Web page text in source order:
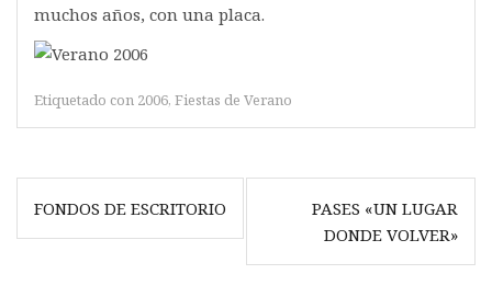
muchos años, con una placa.
Etiquetado con 2006, Fiestas de Verano
Navegación
de
entradas
FONDOS DE ESCRITORIO
PASES «UN LUGAR
DONDE VOLVER»